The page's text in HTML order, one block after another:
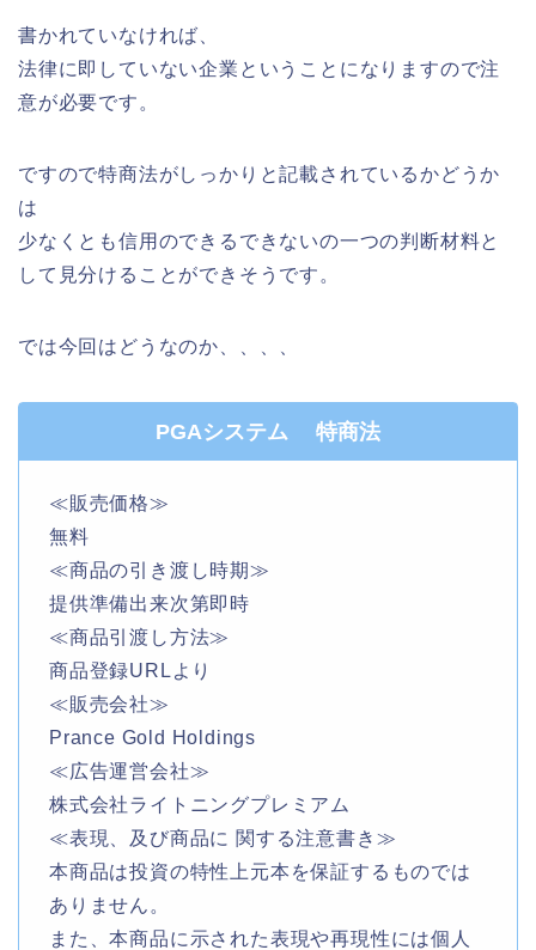
書かれていなければ、
法律に即していない企業ということになりますので注
意が必要です。
ですので特商法がしっかりと記載されているかどうか
は
少なくとも信用のできるできないの一つの判断材料と
して見分けることができそうです。
では今回はどうなのか、、、、
PGAシステム 特商法
≪販売価格≫
無料
≪商品の引き渡し時期≫
提供準備出来次第即時
≪商品引渡し方法≫
商品登録URLより
≪販売会社≫
Prance Gold Holdings
≪広告運営会社≫
株式会社ライトニングプレミアム
≪表現、及び商品に 関する注意書き≫
本商品は投資の特性上元本を保証するものでは
ありません。
また、本商品に示された表現や再現性には個人